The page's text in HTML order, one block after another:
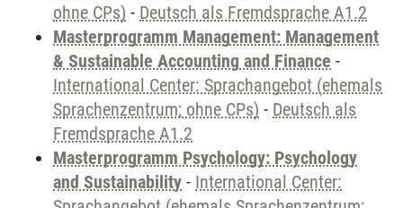
ohne CPs) - Deutsch als Fremdsprache A1.2
Masterprogramm Management: Management
& Sustainable Accounting and Finance -
International Center: Sprachangebot (ehemals
Sprachenzentrum; ohne CPs) - Deutsch als
Fremdsprache A1.2
Masterprogramm Psychology: Psychology
and Sustainability - International Center: